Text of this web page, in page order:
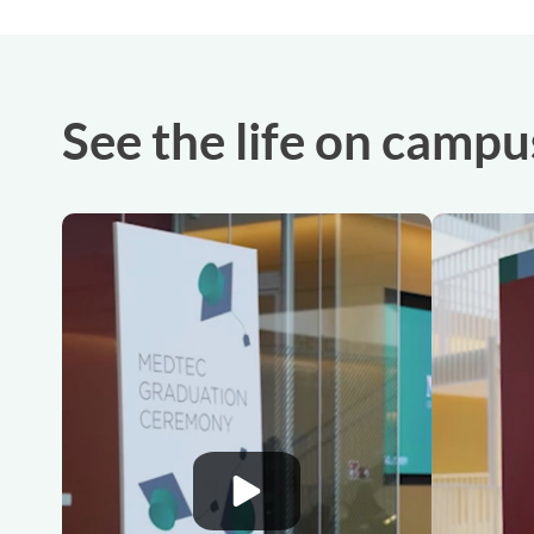
See the life on